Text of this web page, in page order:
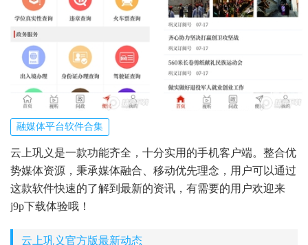
融媒体平台软件合集
云上巩义是一款功能齐全，十分实用的手机客户端。整合优
势媒体资源，秉承媒体融合、移动优先理念，用户可以通过
这款软件快速的了解到最新的资讯，有需要的用户欢迎来
j9p下载体验哦！
云上巩义官方版最新动态